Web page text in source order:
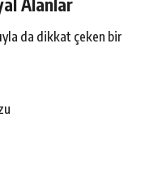
Alanlar
da dikkat çeken bir